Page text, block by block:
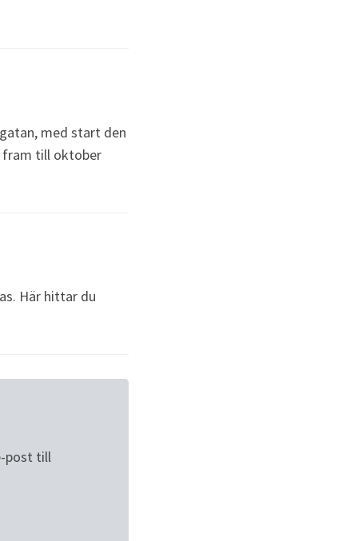
med start den
fram till oktober
Här hittar du
post till